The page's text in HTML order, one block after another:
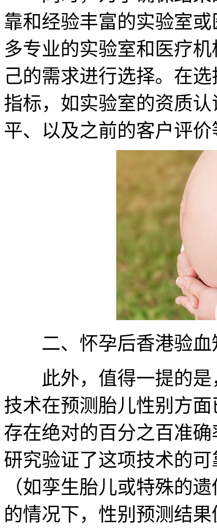
靠和经验丰富的实验室
多专业的实验室和医疗
己的需求进行选择。在
指标，如实验室的资质
平、以及之前的客户评价
二、怀孕后香港验血
此外，值得一提的是
技术在预测胎儿性别方
存在绝对的百分之百准
研究验证了这项技术的
（如孪生胎儿或特殊的
的情况下，性别预测结